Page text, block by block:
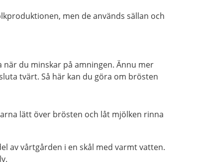
men de används sällan och
du minskar på amningen. Ännu mer
tvärt. Så här kan du göra om brösten
lätt över brösten och låt mjölken rinna
av vårtgården i en skål med varmt vatten.